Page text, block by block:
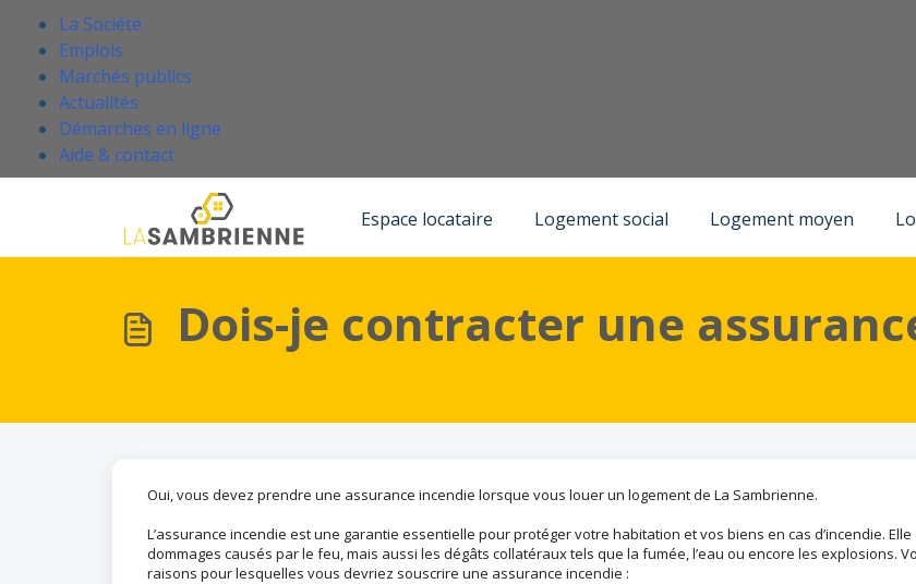
La Société
Emplois
Marchés publics
Actualités
Démarches en ligne
Aide & contact(Ce lien s'ouvre dans un nouvel onglet)
Espace locataire Logement social Logement moyen
Base de connaissances
Dois-je contracter une
Oui, vous devez prendre une assurance incendie lorsque vous louer un logement de La Sambrienne.
L’assurance incendie est une garantie essentielle pour protéger votre habitation et vos biens en cas d’incendie. Elle
dommages causés par le feu, mais aussi les dégâts collatéraux tels que la fumée, l’eau ou encore les explosions.
raisons pour lesquelles vous devriez souscrire une assurance incendie :